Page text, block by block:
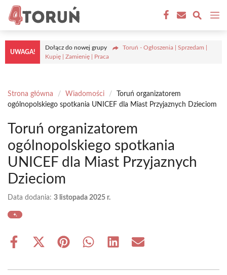
Przejdź
treści
UWAGA!
Dołącz do nowej grupy
Toruń - Ogłoszenia | Sprzedam |
Kupię | Zamienię | Praca
Strona główna / Wiadomości /
Toruń organizatorem
ogólnopolskiego spotkania UNICEF dla Miast Przyjaznych Dzieciom
Toruń organizatorem
ogólnopolskiego spotkania
UNICEF dla Miast Przyjaznych
Dzieciom
Data dodania: 3 listopada 2025 r.
Share
Share
(Twitter)
Share Share Share Share